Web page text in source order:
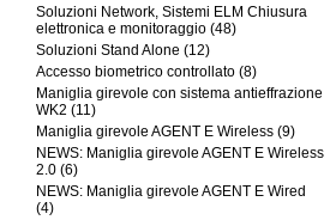
Soluzioni Network, Sistemi ELM Chiusura
elettronica e monitoraggio (48)
Soluzioni Stand Alone (12)
Accesso biometrico controllato (8)
Maniglia girevole con sistema antieffrazione
WK2 (11)
Maniglia girevole AGENT E Wireless (9)
NEWS: Maniglia girevole AGENT E Wireless
2.0 (6)
NEWS: Maniglia girevole AGENT E Wired
(4)